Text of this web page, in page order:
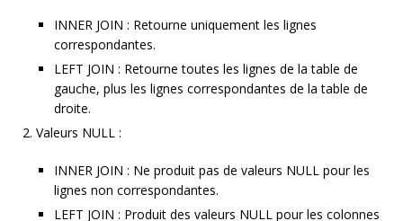
INNER JOIN : Retourne uniquement les lignes
correspondantes.
LEFT JOIN : Retourne toutes les lignes de la table de
gauche, plus les lignes correspondantes de la table de
droite.
Valeurs NULL :
INNER JOIN : Ne produit pas de valeurs NULL pour les
lignes non correspondantes.
LEFT JOIN : Produit des valeurs NULL pour les colonnes